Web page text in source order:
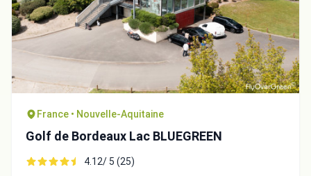
France • Nouvelle-Aquitaine
Golf de Bordeaux Lac BLUEGREEN
4.12/ 5 (25)